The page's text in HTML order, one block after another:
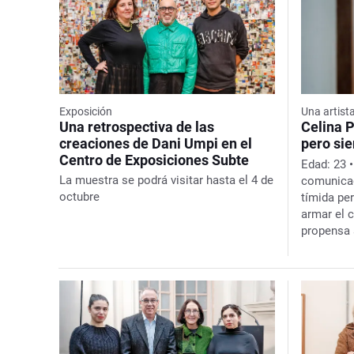
Exposición
Una retrospectiva de las
creaciones de Dani Umpi en el
Centro de Exposiciones Subte
La muestra se podrá visitar hasta el 4 de
octubre
Una
Celina
pero
Edad:23
tímida
armar el